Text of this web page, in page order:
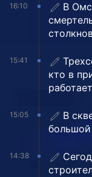
16:10
В
15:41
кто в
15:05
В
большой
14:38